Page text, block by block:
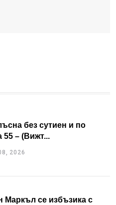
без сутиен и по
55 – (Вижт...
2026
Маркъл се избъзика с